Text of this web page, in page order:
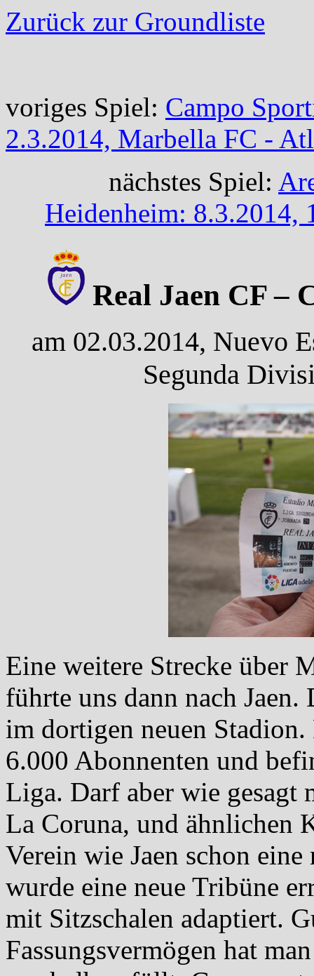
Zurück zur Groundliste
voriges Spiel: Campo
2.3.2014, Marbella FC -
nächstes Spiel:
Heidenheim: 8.3.2014,
Real Jaen CF –
am 02.03.2014, Nuevo
Segunda
Eine weitere Strecke über
führte uns dann nach
im dortigen neuen
6.000 Abonnenten und
Liga. Darf aber wie gesagt
La Coruna, und ähnlichen
Verein wie Jaen schon
wurde eine neue Tribüne
mit Sitzschalen adaptiert.
Fassungsvermögen hat